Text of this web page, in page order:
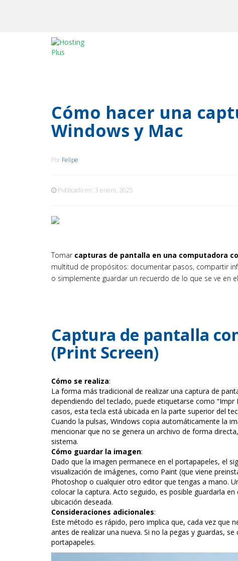
Cómo hacer una
Windows y Mac
Por Felipe
Publicado en: 3 enero, 2025
Tomar capturas de pantalla en una computadora
multitud de propósitos: documentar pasos, compartir
o simplemente guardar un recuerdo de lo que se ve en
Captura de pantalla
(Print Screen)
Cómo se realiza:
La forma más tradicional de realizar una captura de
dependiendo del teclado, puede etiquetarse como “Impr
casos, esta tecla está ubicada en la parte superior del
Cuando la pulsas, Windows copia automáticamente la
mencionar que no se genera un archivo de forma
sistema.
Cómo guardar la imagen:
Dado que la imagen permanece en el portapapeles, el
visualización de imágenes, como Paint (que viene
Photoshop o cualquier otro editor que tengas a mano.
colocar la captura. Acto seguido, es posible guardarla
ubicación deseada.
Consideraciones adicionales:
Este método es rápido, pero implica que, cada vez que
antes de realizar una nueva. Si no la pegas y guardas,
portapapeles.